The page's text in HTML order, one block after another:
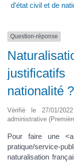
d'état civil et de
Question-réponse
nationalité ?
Vérifié le 27/01/
administrative
Pour faire une <a
pratique/service-
naturalisation